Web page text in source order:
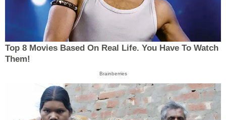
Top 8 Movies Based On Real Life. You Have To Watch
Them!
Brainberries